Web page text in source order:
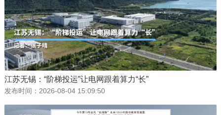
江苏无锡：“阶梯投运”让电网跟着算力“长”
发布时间： 2026-08-04 15:09:50